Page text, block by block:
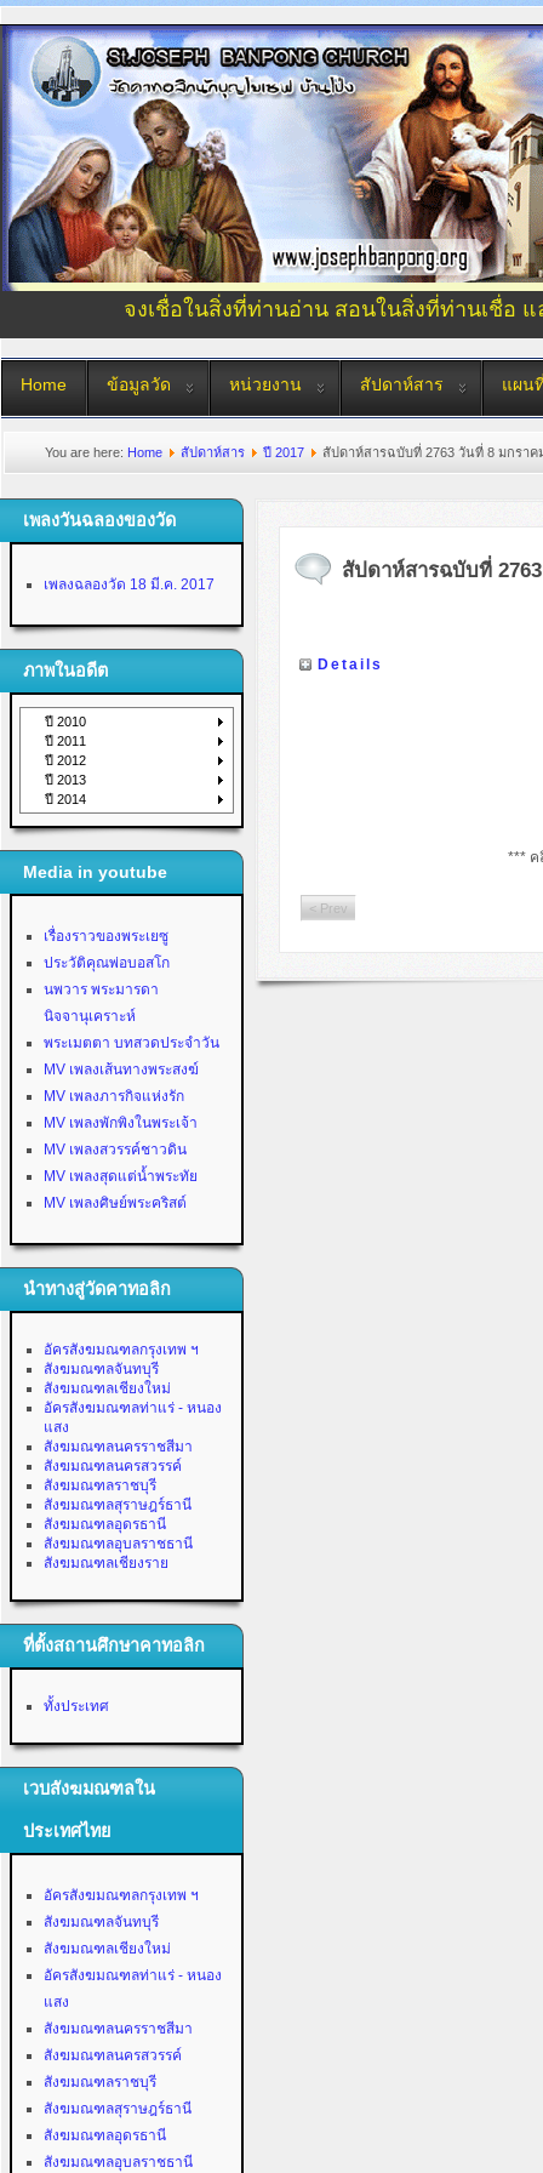
จงเชื่อในสิ่งที่ท่านอ่าน สอนในสิ่งที่ท่านเชื่อ
Home ข้อมูลวัด หน่วยงาน สัปดาห์สาร แผน
You are here: Home สัปดาห์สาร ปี 2017 สัปดาห์สารฉบับที่ 2763 วันที่ 8 มกราค
เพลงวันฉลองของวัด
เพลงฉลองวัด 18 มี.ค. 2017
ภาพในอดีต
ปี 2010
ปี 2011
ปี 2012
ปี 2013
ปี 2014
Media in youtube
เรื่องราวของพระเยซู
ประวัติคุณพ่อบอสโก
นพวาร พระมารดา
นิจจานุเคราะห์
พระเมตตา บทสวดประจำวัน
MV เพลงเส้นทางพระสงฆ์
MV เพลงภารกิจแห่งรัก
MV เพลงพักพิงในพระเจ้า
MV เพลงสวรรค์ชาวดิน
MV เพลงสุดแต่น้ำพระทัย
MV เพลงศิษย์พระคริสต์
นำทางสู่วัดคาทอลิก
อัครสังฆมณฑลกรุงเทพ ฯ
สังฆมณฑลจันทบุรี
สังฆมณฑลเชียงใหม่
อัครสังฆมณฑลท่าแร่ - หนอง
แสง
สังฆมณฑลนครราชสีมา
สังฆมณฑลนครสวรรค์
สังฆมณฑลราชบุรี
สังฆมณฑลสุราษฎร์ธานี
สังฆมณฑลอุดรธานี
สังฆมณฑลอุบลราชธานี
สังฆมณฑลเชียงราย
ที่ตั้งสถานศึกษาคาทอลิก
ทั้งประเทศ
เวบสังฆมณฑลใน
ประเทศไทย
อัครสังฆมณฑลกรุงเทพ ฯ
สังฆมณฑลจันทบุรี
สังฆมณฑลเชียงใหม่
อัครสังฆมณฑลท่าแร่ - หนอง
แสง
สังฆมณฑลนครราชสีมา
สังฆมณฑลนครสวรรค์
สังฆมณฑลราชบุรี
สังฆมณฑลสุราษฎร์ธานี
สังฆมณฑลอุดรธานี
สังฆมณฑลอุบลราชธานี
สัปดาห์สารฉบับที่
Details
*** ค
< Prev